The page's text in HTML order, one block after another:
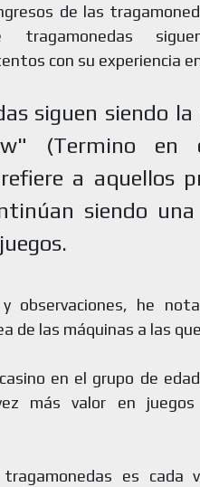
de las
con su experiencia
siguen siendo
(Termino en
a aquellos
siendo
observaciones, he
de las máquinas a las
en el grupo de
más valor en
es cada